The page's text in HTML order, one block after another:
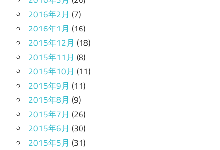
2016年2月 (7)
2016年1月 (16)
2015年12月 (18)
2015年11月 (8)
2015年10月 (11)
2015年9月 (11)
2015年8月 (9)
2015年7月 (26)
2015年6月 (30)
2015年5月 (31)